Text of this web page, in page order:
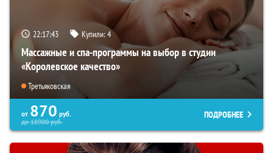
22:17:41 Купили:4
Массажные и спа-программы на выбор в студии
«Королевское качество»
Третьяковская
от 870 руб.
до18900руб.
ПОДРОБНЕЕ